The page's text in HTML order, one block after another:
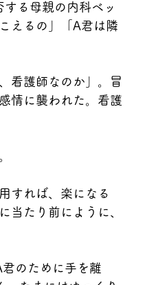
る母親の内科ベッ
えるの」「A君は隣
看護師なのか」。冒
情に襲われた。看護
すれば、楽になる
当たり前にように、
のために手を離